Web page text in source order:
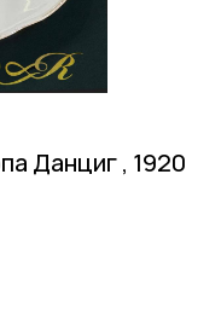
Данциг , 1920